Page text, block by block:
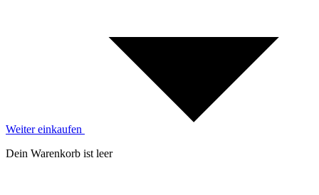
Weiter einkaufen
Dein Warenkorb ist leer